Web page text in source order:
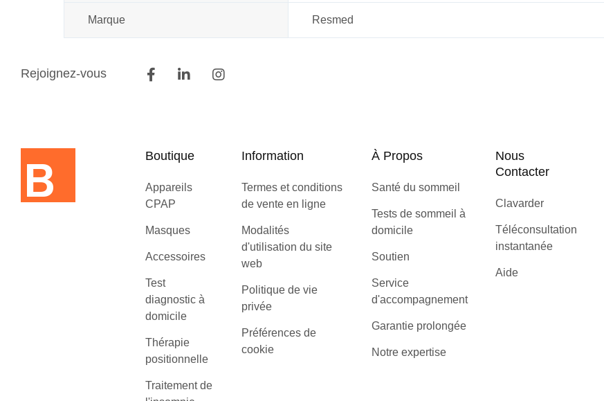
Marque Resmed
Rejoignez-vous
Boutique
Appareils
CPAP
Masques
Accessoires
Test
diagnostic à
domicile
Thérapie
positionnelle
Traitement de
Information
Termes et conditions
de vente en ligne
Modalités
d'utilisation du site
web
Politique de vie
privée
Préférences de
cookie
À Propos
Santé du sommeil
Tests de sommeil à
domicile
Soutien
Service
d'accompagnement
Garantie prolongée
Notre expertise
Nous
Contacter
Clavarder
Téléconsultation
instantanée
Aide